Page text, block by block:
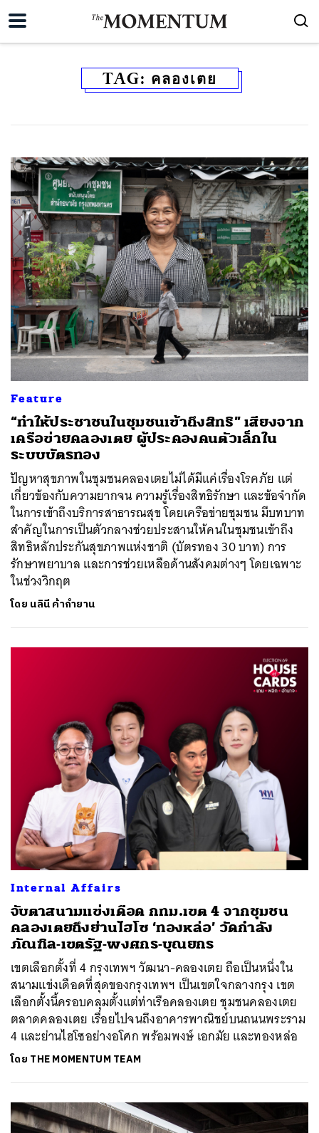
TAG: คลองเตย
Feature
“ทำให้ประชาชนในชุมชนเข้าถึงสิทธิ” เสียงจาก
เครือข่ายคลองเตย ผู้ประคองคนตัวเล็กใน
ระบบบัตรทอง
ปัญหาสุขภาพในชุมชนคลองเตยไม่ได้มีแค่เรื่องโรคภัย แต่
เกี่ยวข้องกับความยากจน ความรู้เรื่องสิทธิรักษา และข้อจำกัด
ในการเข้าถึงบริการสาธารณสุข โดยเครือข่ายชุมชน มีบทบาท
สำคัญในการเป็นตัวกลางช่วยประสานให้คนในชุมชนเข้าถึง
สิทธิหลักประกันสุขภาพแห่งชาติ (บัตรทอง 30 บาท) การ
รักษาพยาบาล และการช่วยเหลือด้านสังคมต่างๆ โดยเฉพาะ
ในช่วงวิกฤต
โดย นลินี ค้ากำยาน
Internal Affairs
จับตาสนามแข่งเดือด กทม.เขต 4 จากชุมชน
คลองเตยถึงย่านไฮโซ ‘ทองหล่อ’ วัดกำลัง
ภัณฑิล-เขตรัฐ-พงศกร-บุณยกร
เขตเลือกตั้งที่ 4 กรุงเทพฯ วัฒนา-คลองเตย ถือเป็นหนึ่งใน
สนามแข่งเดือดที่สุดของกรุงเทพฯ เป็นเขตใจกลางกรุง เขต
เลือกตั้งนี้ครอบคลุมตั้งแต่ท่าเรือคลองเตย ชุมชนคลองเตย
ตลาดคลองเตย เรื่อยไปจนถึงอาคารพาณิชย์บนถนนพระราม
4 และย่านไฮโซอย่างอโศก พร้อมพงษ์ เอกมัย และทองหล่อ
โดย THE MOMENTUM TEAM